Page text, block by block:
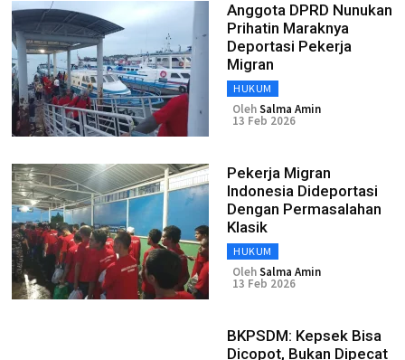
Anggota DPRD Nunukan
Prihatin Maraknya
Deportasi Pekerja
Migran
HUKUM
OlehSalma Amin
13 Feb 2026
Pekerja Migran
Indonesia Dideportasi
Dengan Permasalahan
Klasik
HUKUM
OlehSalma Amin
13 Feb 2026
BKPSDM: Kepsek Bisa
Dicopot, Bukan Dipecat